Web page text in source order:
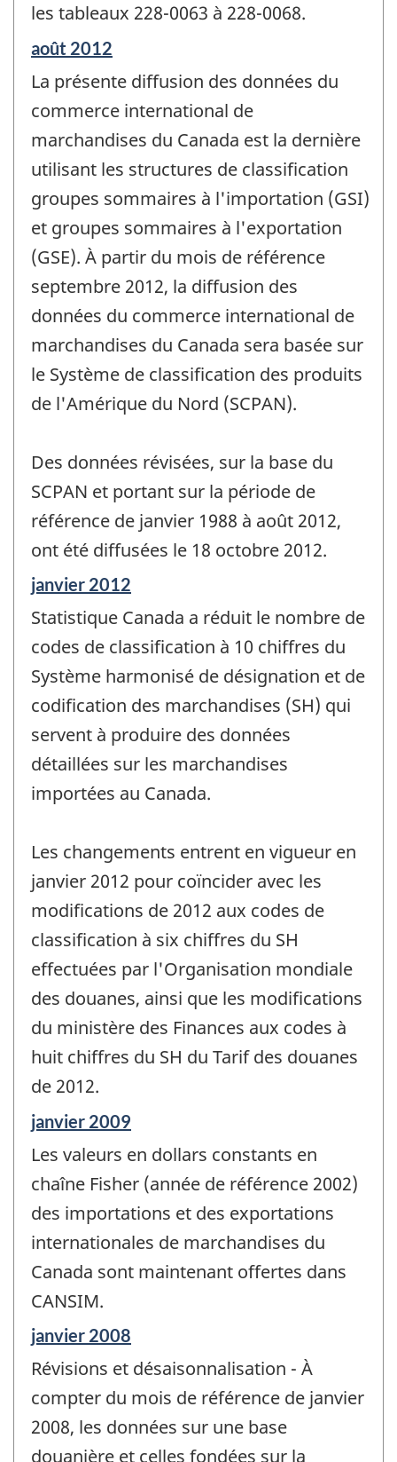
les tableaux 228-0063 à 228-0068.
Période
référence
de
-
août 2012
La présente diffusion des données du
commerce international de
marchandises du Canada est la dernière
utilisant les structures de classification
groupes sommaires à l'importation (GSI)
et groupes sommaires à l'exportation
(GSE). À partir du mois de référence
septembre 2012, la diffusion des
données du commerce international de
marchandises du Canada sera basée sur
le Système de classification des produits
de l'Amérique du Nord (SCPAN).
Des données révisées, sur la base du
SCPAN et portant sur la période de
référence de janvier 1988 à août 2012,
ont été diffusées le 18 octobre 2012.
Période
référence
de
-
janvier 2012
Statistique Canada a réduit le nombre de
codes de classification à 10 chiffres du
Système harmonisé de désignation et de
codification des marchandises (SH) qui
servent à produire des données
détaillées sur les marchandises
importées au Canada.
Les changements entrent en vigueur en
janvier 2012 pour coïncider avec les
modifications de 2012 aux codes de
classification à six chiffres du SH
effectuées par l'Organisation mondiale
des douanes, ainsi que les modifications
du ministère des Finances aux codes à
huit chiffres du SH du Tarif des douanes
de 2012.
Période
référence
de
-
janvier 2009
Les valeurs en dollars constants en
chaîne Fisher (année de référence 2002)
des importations et des exportations
internationales de marchandises du
Canada sont maintenant offertes dans
CANSIM.
Période
référence
de
changement
-
janvier 2008
Révisions et désaisonnalisation - À
compter du mois de référence de janvier
2008, les données sur une base
douanière et celles fondées sur la